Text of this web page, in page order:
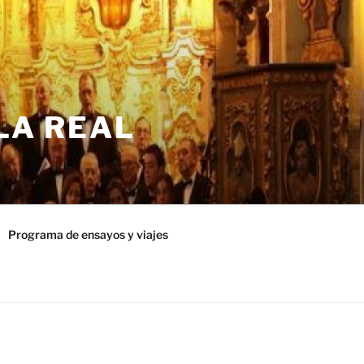
REAL
Programa de ensayos y viajes